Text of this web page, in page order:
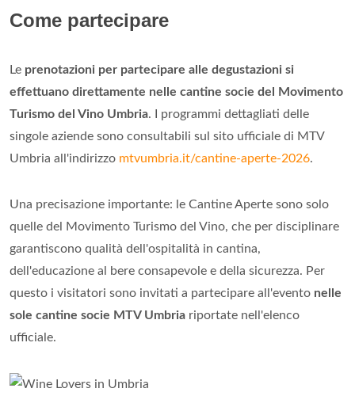
Come partecipare
Le prenotazioni per partecipare alle degustazioni si
effettuano direttamente nelle cantine socie del Movimento
Turismo del Vino Umbria. I programmi dettagliati delle
singole aziende sono consultabili sul sito ufficiale di MTV
Umbria all'indirizzo mtvumbria.it/cantine-aperte-2026.
Una precisazione importante: le Cantine Aperte sono solo
quelle del Movimento Turismo del Vino, che per disciplinare
garantiscono qualità dell'ospitalità in cantina,
dell'educazione al bere consapevole e della sicurezza. Per
questo i visitatori sono invitati a partecipare all'evento nelle
sole cantine socie MTV Umbria riportate nell'elenco
ufficiale.